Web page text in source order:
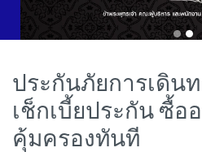
ประกันภัยการเดิน
เช็กเบี้ยประกัน ซื้อ
คุ้มครองทันที